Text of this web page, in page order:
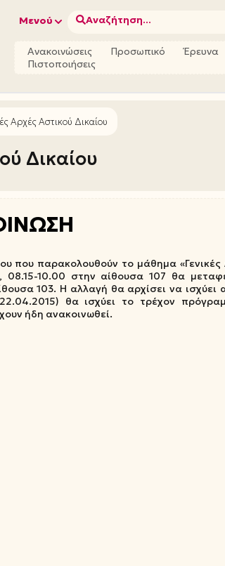
Μενού Αναζήτηση...
Ανακοινώσεις Προσωπικό
Έρευνα
Πιστοποιήσεις
Αρχές Αστικού Δικαίου
Δικαίου
που παρακολουθούν το μάθημα «Γενικές
08.15-10.00 στην αίθουσα 107 θα
103. Η αλλαγή θα αρχίσει να ισχύει
θα ισχύει το τρέχον
ήδη ανακοινωθεί.